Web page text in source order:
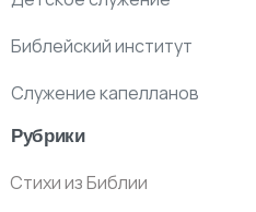
Библейский институт
Служение капелланов
Рубрики
Стихи из Библии